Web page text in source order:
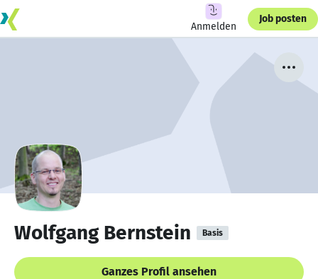
Anmelden
Job posten
Wolfgang Bernstein Basis
Ganzes Profil ansehen